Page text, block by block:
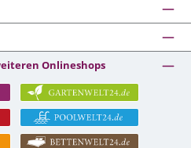
Onlineshops